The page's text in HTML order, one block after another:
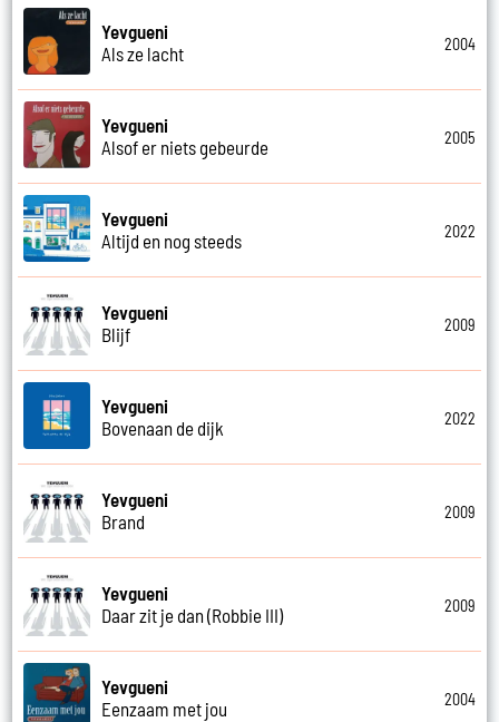
Yevgueni
Als ze lacht
2004
Yevgueni
Alsof er niets gebeurde
2005
Yevgueni
Altijd en nog steeds
2022
Yevgueni
Blijf
2009
Yevgueni
Bovenaan de dijk
2022
Yevgueni
Brand
2009
Yevgueni
Daar zit je dan (Robbie III)
2009
Yevgueni
Eenzaam met jou
2004